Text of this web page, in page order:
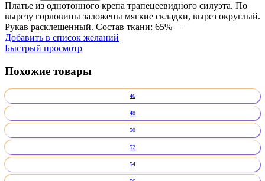
Платье из однотонного крепа трапецеевидного силуэта. По
вырезу горловины заложены мягкие складки, вырез округлый.
Рукав расклешенный. Состав ткани: 65% —
Добавить в список желаний
Быстрый просмотр
Похожие товары
46
48
50
52
54